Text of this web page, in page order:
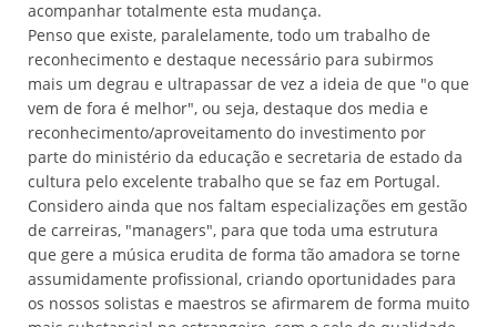
acompanhar totalmente esta mudança.
Penso que existe, paralelamente, todo um trabalho de
reconhecimento e destaque necessário para subirmos
mais um degrau e ultrapassar de vez a ideia de que "o que
vem de fora é melhor", ou seja, destaque dos media e
reconhecimento/aproveitamento do investimento por
parte do ministério da educação e secretaria de estado da
cultura pelo excelente trabalho que se faz em Portugal.
Considero ainda que nos faltam especializações em gestão
de carreiras, "managers", para que toda uma estrutura
que gere a música erudita de forma tão amadora se torne
assumidamente profissional, criando oportunidades para
os nossos solistas e maestros se afirmarem de forma muito